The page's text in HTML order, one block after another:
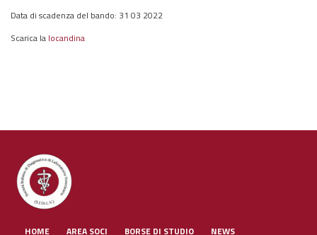
Data di scadenza del bando: 31 03 2022
Scarica la locandina
HOME AREA SOCI BORSE DI STUDIO NEWS